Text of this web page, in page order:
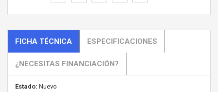
FICHA TÉCNICA ESPECIFICACIONES
¿NECESITAS FINANCIACIÓN?
Estado: Nuevo